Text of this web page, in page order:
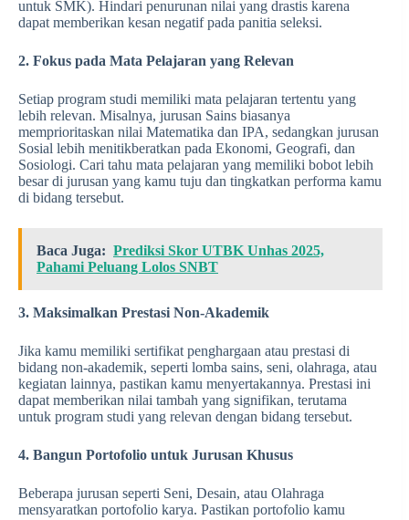
untuk SMK). Hindari penurunan nilai yang drastis karena
dapat memberikan kesan negatif pada panitia seleksi.
2. Fokus pada Mata Pelajaran yang Relevan
Setiap program studi memiliki mata pelajaran tertentu yang
lebih relevan. Misalnya, jurusan Sains biasanya
memprioritaskan nilai Matematika dan IPA, sedangkan jurusan
Sosial lebih menitikberatkan pada Ekonomi, Geografi, dan
Sosiologi. Cari tahu mata pelajaran yang memiliki bobot lebih
besar di jurusan yang kamu tuju dan tingkatkan performa kamu
di bidang tersebut.
Baca Juga: Prediksi Skor UTBK Unhas 2025,
Pahami Peluang Lolos SNBT
3. Maksimalkan Prestasi Non-Akademik
Jika kamu memiliki sertifikat penghargaan atau prestasi di
bidang non-akademik, seperti lomba sains, seni, olahraga, atau
kegiatan lainnya, pastikan kamu menyertakannya. Prestasi ini
dapat memberikan nilai tambah yang signifikan, terutama
untuk program studi yang relevan dengan bidang tersebut.
4. Bangun Portofolio untuk Jurusan Khusus
Beberapa jurusan seperti Seni, Desain, atau Olahraga
mensyaratkan portofolio karya. Pastikan portofolio kamu